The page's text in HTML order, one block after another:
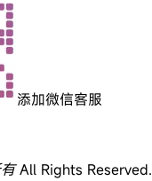
添加微信客服
All Rights Reserved.